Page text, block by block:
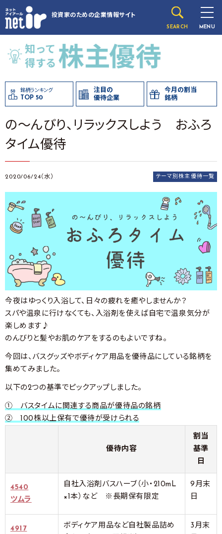
投資家のための企業情報サイト
SEARCH MENU
銘柄ランキング
TOP 50
注目の
優待企業
今月の割当
銘柄
の～んびり、リラックスしよう おふろ
タイム優待
2020/06/24（水） テーマ別株主優待一覧
今夜はゆっくり入浴して、日々の疲れを癒やしませんか？
スパや温泉に行けなくても、入浴剤を使えば自宅で温泉気分が
楽しめます♪
のんびりと髪やお肌のケアをするのもよいですね。
今回は、バスグッズやボディケア用品を優待品にしている銘柄を
集めてみました。
以下の2つの基準でピックアップしました。
① バスタイムに関連する商品が優待品の銘柄
② 100株以上保有で優待が受けられる
優待内容
割当
基準
日
4540
ツムラ
自社入浴剤バスハーブ（小・210mL
×1本）など ※長期保有限定
9月末
日
4917
ボディケア用品など自社製品詰め
3月末